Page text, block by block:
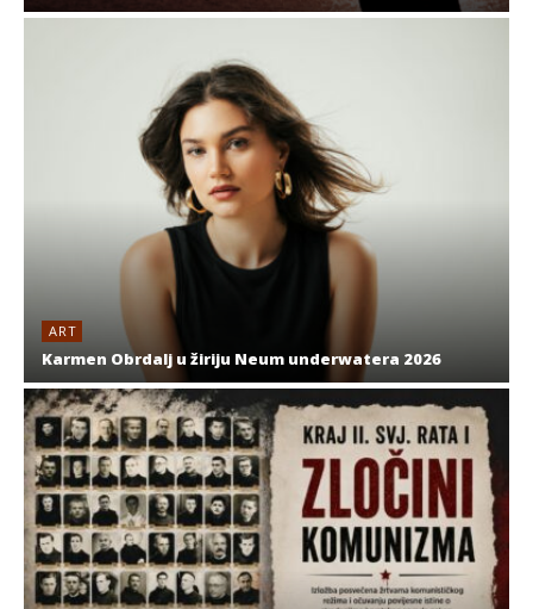
ART
Karmen Obrdalj u žiriju Neum underwatera 2026